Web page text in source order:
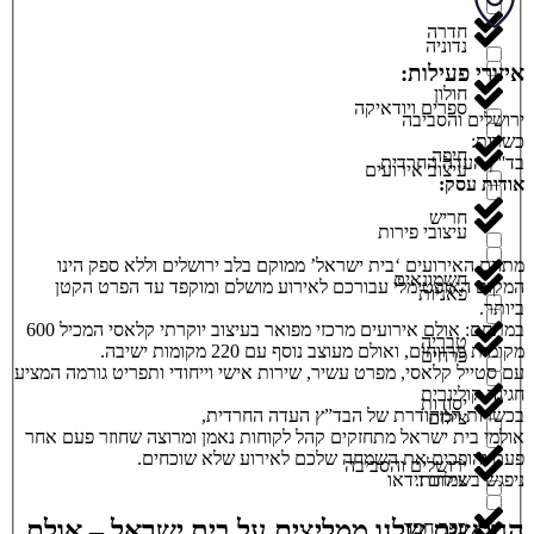
נדוניה
ספרים ויודאיקה
עיצוב אירועים
עיצובי פירות
פאניות
פרחים
צילום
צילום וידאו
חדרה
חולון
חיפה
חריש
חשמונאים
טבריה
יסודות
ירושלים והסביבה
כפר חבד
איזורי פעילות:
ירושלים והסביבה
כשרות:
בד''ץ העדה החרדית
אודות עסק:
מתחם האירועים ‘בית ישראל’ ממוקם בלב ירושלים וללא ספק הינו
המקום האופטימלי עבורכם לאירוע מושלם ומוקפד עד הפרט הקטן
ביותר.
במתחם: אולם אירועים מרכזי מפואר בעיצוב יוקרתי קלאסי המכיל 600
מקומות מרווחים, ואולם מעוצב נוסף עם 220 מקומות ישיבה.
עם סטייל קלאסי, מפרט עשיר, שירות אישי וייחודי ותפריט גורמה המציע
חגיגה קולינרית
בכשרות המהודרת של הבד”ץ העדה החרדית,
אולמי בית ישראל מתחזקים קהל לקוחות נאמן ומרוצה שחוזר פעם אחר
פעם והופכים את השמחה שלכם לאירוע שלא שוכחים.
ניפגש בשמחות.